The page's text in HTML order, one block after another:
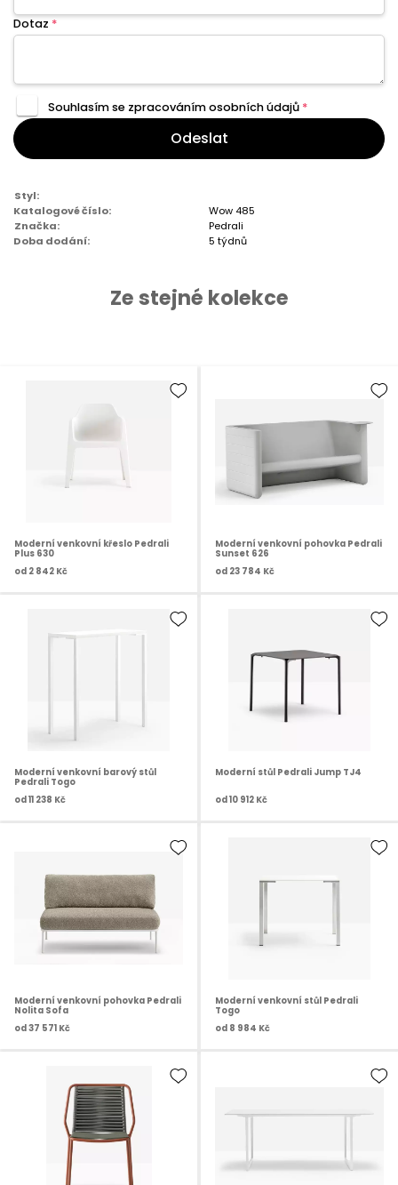
Dotaz *
Souhlasím se zpracovánímosobních údajů *
Odeslat
Styl:
Katalogové číslo:
Wow 485
Značka:
Pedrali
Doba dodání:
5 týdnů
Ze stejné kolekce
Moderní venkovní křeslo Pedrali
Plus 630
od 2 842 Kč
Moderní venkovní pohovka Pedrali
Sunset 626
od 23 784 Kč
Moderní venkovní barový stůl
Pedrali Togo
od11 238 Kč
Moderní stůl Pedrali Jump TJ4
od10 912 Kč
Moderní venkovní pohovka Pedrali
Nolita Sofa
od37 571 Kč
Moderní venkovní stůl Pedrali
Togo
od 8 984 Kč